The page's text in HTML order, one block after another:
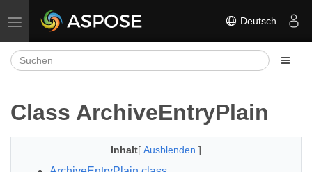
Navigation umschalten Deutsch
Class ArchiveEntryPlain
Inhalt[ Ausblenden ]